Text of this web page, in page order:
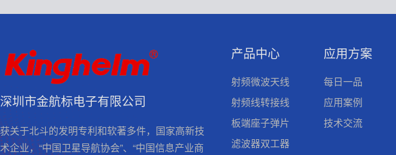
深圳市金航标电子有限公司
获关于北斗的发明专利和软著多件，国家高新技
术企业，“中国卫星导航协会”、“中国信息产业商
产品中心
射频微波天线
射频线转接线
板端座子弹片
滤波器双工器
应用方案
每日一品
应用案例
技术交流